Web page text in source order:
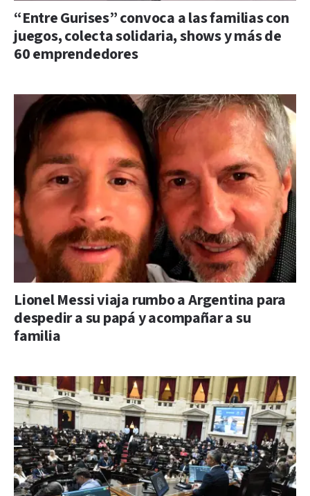
“Entre Gurises” convoca a las familias con
juegos, colecta solidaria, shows y más de
60 emprendedores
Lionel Messi viaja rumbo a Argentina para
despedir a su papá y acompañar a su
familia